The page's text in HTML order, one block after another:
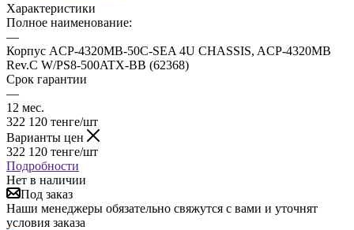
Характеристики
Полное наименование:
—
Корпус ACP-4320MB-50C-SEA 4U CHASSIS, ACP-4320MB
Rev.C W/PS8-500ATX-BB (62368)
Срок гарантии
—
12 мес.
322 120 тенге/шт
Варианты цен
322 120 тенге/шт
Подробности
Нет в наличии
Под заказ
Наши менеджеры обязательно свяжутся с вами и уточнят
условия заказа